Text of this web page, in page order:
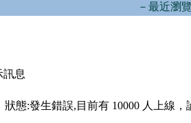
－最近瀏
訊息
狀態:發生錯誤,目前有 10000 人上線